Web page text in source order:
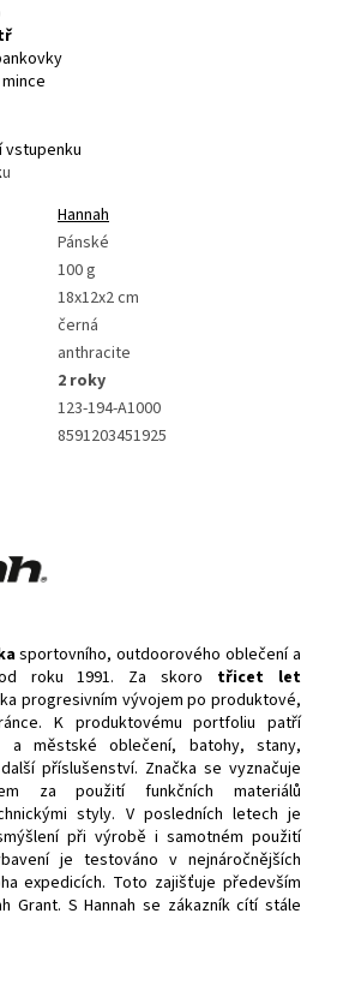
vstupenku
u
Hannah
Pánské
100 g
18x12x2 cm
černá
anthracite
2 roky
123-194-A1000
8591203451925
sportovního, outdoorového oblečení a
roku 1991. Za skoro třicet let
progresivním vývojem po produktové,
K produktovému portfoliu patří
a městské oblečení, batohy, stany,
příslušenství. Značka se vyznačuje
za použití funkčních materiálů
styly. V posledních letech je
při výrobě i samotném použití
je testováno v nejnáročnějších
expedicích. Toto zajišťuje především
Grant. S Hannah se zákazník cítí stále